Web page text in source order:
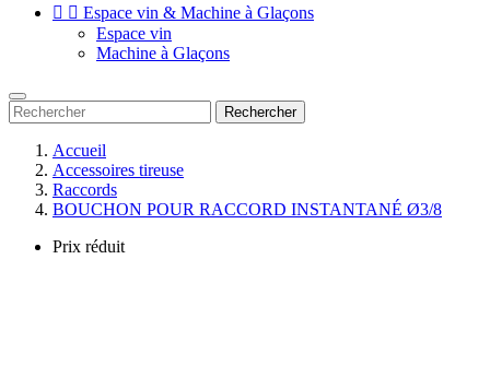
  Espace vin & Machine à Glaçons
Espace vin
Machine à Glaçons
Rechercher
Accueil
Accessoires tireuse
Raccords
BOUCHON POUR RACCORD INSTANTANÉ Ø3/8
Prix réduit